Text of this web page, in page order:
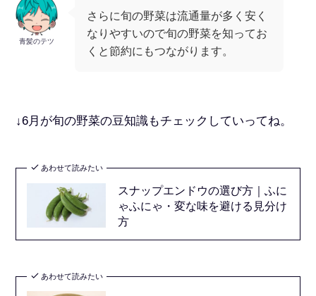
青髪のテツ
さらに旬の野菜は流通量が多く安く
なりやすいので旬の野菜を知ってお
くと節約にもつながります。
↓6月が旬の野菜の豆知識もチェックしていってね。
あわせて読みたい
スナップエンドウの選び方｜ふに
ゃふにゃ・変な味を避ける見分け
方
あわせて読みたい